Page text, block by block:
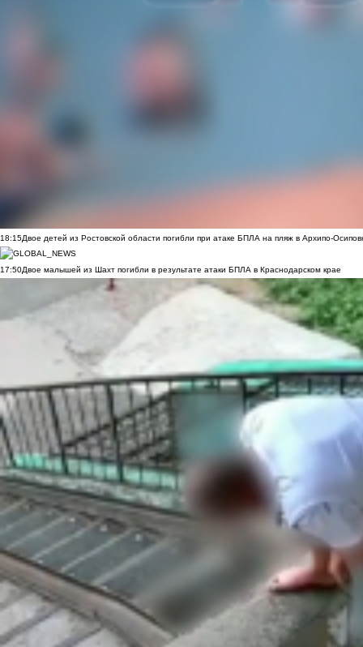
18:15Двое детей из Ростовской области погибли при атаке БПЛА на пляж в Архипо-
17:50Двое малышей из Шахт погибли в результате атаки БПЛА в Краснодарском крае